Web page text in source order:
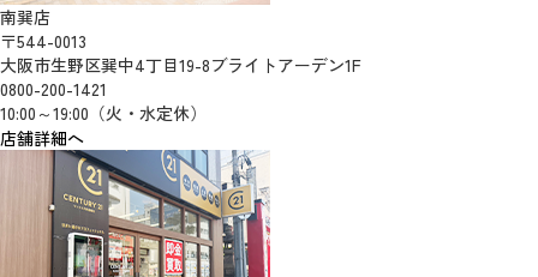
南巽店
〒544-0013
大阪市生野区巽中4丁目19-8ブライトアーデン1F
0800-200-1421
10:00～19:00（火・水定休）
店舗詳細へ